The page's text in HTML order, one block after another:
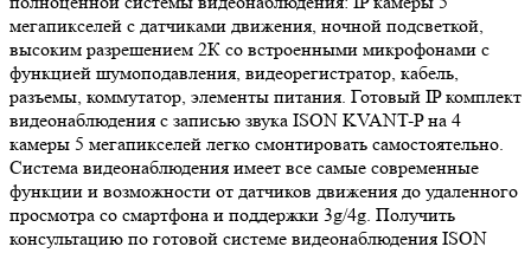
мегапикселей с датчиками движения, ночной подсветкой,
высоким разрешением 2К со встроенными микрофонами с
функцией шумоподавления, видеорегистратор, кабель,
разъемы, коммутатор, элементы питания. Готовый IP комплект
видеонаблюдения с записью звука ISON KVANT-P на 4
камеры 5 мегапикселей легко смонтировать самостоятельно.
Система видеонаблюдения имеет все самые современные
функции и возможности от датчиков движения до удаленного
просмотра со смартфона и поддержки 3g/4g. Получить
консультацию по готовой системе видеонаблюдения ISON